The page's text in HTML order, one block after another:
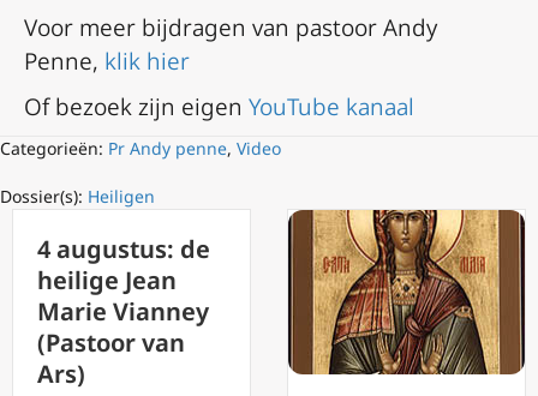
Voor meer bijdragen van pastoor Andy
Penne, klik hier
Of bezoek zijn eigen YouTube kanaal
Categorieën: Pr Andy penne, Video
Dossier(s): Heiligen
4 augustus: de
heilige Jean
Marie Vianney
(Pastoor van
Ars)